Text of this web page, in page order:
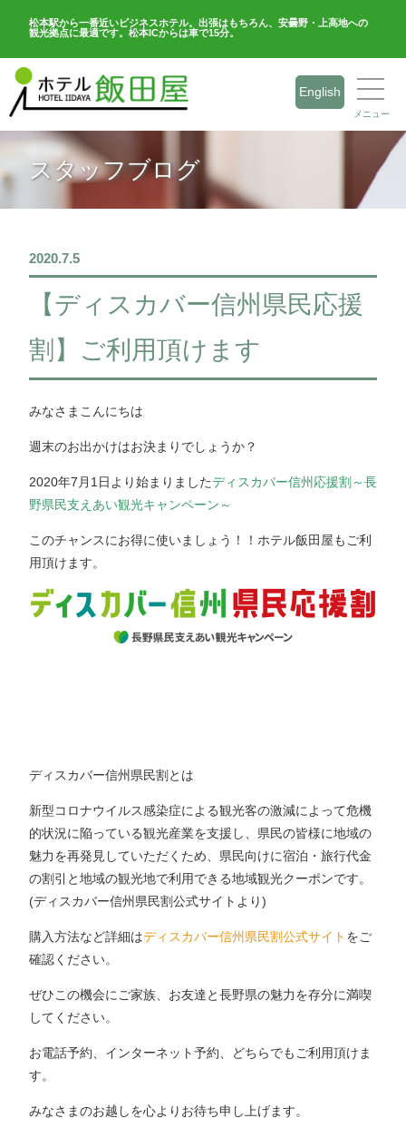
松本駅から一番近いビジネスホテル。出張はもちろん、安曇野・上高地への
観光拠点に最適です。松本ICからは車で15分。
English
メニュー
スタッフブログ
2020.7.5
【ディスカバー信州県民応援
割】ご利用頂けます
みなさまこんにちは
週末のお出かけはお決まりでしょうか？
2020年7月1日より始まりましたディスカバー信州応援割～長
野県民支えあい観光キャンペーン～
このチャンスにお得に使いましょう！！ホテル飯田屋もご利
用頂けます。
ディスカバー信州県民割とは
新型コロナウイルス感染症による観光客の激減によって危機
的状況に陥っている観光産業を支援し、県民の皆様に地域の
魅力を再発見していただくため、県民向けに宿泊・旅行代金
の割引と地域の観光地で利用できる地域観光クーポンです。
(ディスカバー信州県民割公式サイトより)
購入方法など詳細はディスカバー信州県民割公式サイト をご
確認ください。
ぜひこの機会にご家族、お友達と長野県の魅力を存分に満喫
してください。
お電話予約、インターネット予約、どちらでもご利用頂けま
す。
みなさまのお越しを心よりお待ち申し上げます。